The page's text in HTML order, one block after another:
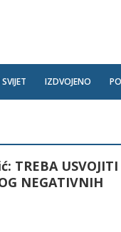
IZDVOJENO
TREBA USVOJITI
NEGATIVNIH